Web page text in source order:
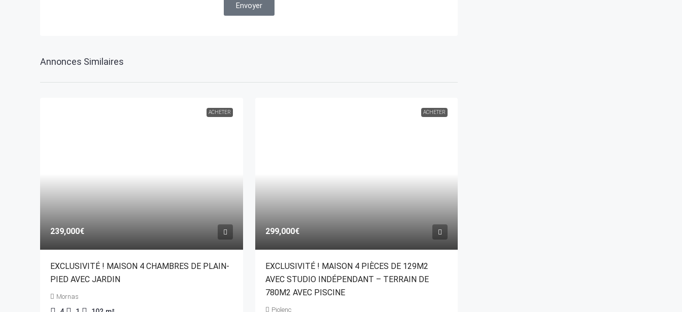
Envoyer
Annonces Similaires
ACHETER
239,000€
EXCLUSIVITÉ ! MAISON 4 CHAMBRES DE PLAIN-
PIED AVEC JARDIN
Mornas
ACHETER
299,000€
EXCLUSIVITÉ ! MAISON 4 PIÈCES DE 129M2
AVEC STUDIO INDÉPENDANT – TERRAIN DE
780M2 AVEC PISCINE
Piolenc